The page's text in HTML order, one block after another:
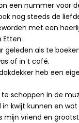
een nummer voor
nog steeds de
met een
Etten.
geleden als te
of in t café.
heb een
schoppen in de
kwijt kunnen en
vriend en